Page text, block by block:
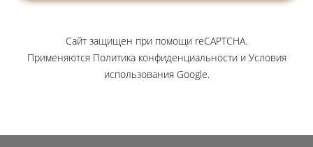
Сайт защищен при помощи reCAPTCHA.
Применяются Политика конфиденциальностии Условия
использованияGoogle.